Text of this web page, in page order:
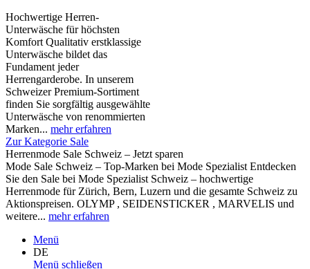
Hochwertige Herren-
Unterwäsche für höchsten
Komfort Qualitativ erstklassige
Unterwäsche bildet das
Fundament jeder
Herrengarderobe. In unserem
Schweizer Premium-Sortiment
finden Sie sorgfältig ausgewählte
Unterwäsche von renommierten
Marken... mehr erfahren
Zur Kategorie Sale
Herrenmode Sale Schweiz – Jetzt sparen
Mode Sale Schweiz – Top-Marken bei Mode Spezialist Entdecken
Sie den Sale bei Mode Spezialist Schweiz – hochwertige
Herrenmode für Zürich, Bern, Luzern und die gesamte Schweiz zu
Aktionspreisen. OLYMP , SEIDENSTICKER , MARVELIS und
weitere... mehr erfahren
Menü
DE
Menü schließen